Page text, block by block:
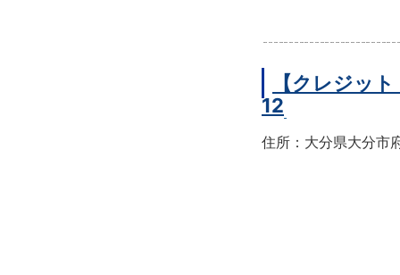
【クレジッ
12
住所：大分県大分市